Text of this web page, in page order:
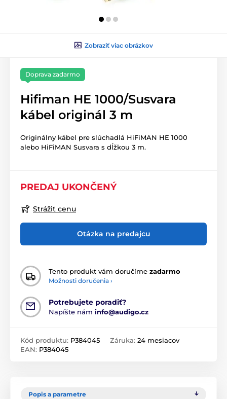
Zobraziť viac obrázkov
Doprava zadarmo
Hifiman HE 1000/Susvara
kábel originál 3 m
Originálny kábel pre slúchadlá HiFiMAN HE 1000
alebo HiFiMAN Susvara s dĺžkou 3 m.
PREDAJ UKONČENÝ
Strážiť cenu
Otázka na predajcu
Tento produkt vám doručíme zadarmo
Možnosti doručenia ›
Potrebujete poradiť?
Napíšte nám info@audigo.cz
Kód produktu: P384045
EAN: P384045
Záruka: 24 mesiacov
Popis a parametre